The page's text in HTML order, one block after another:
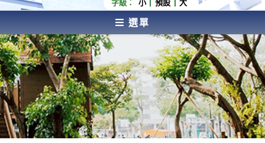
容
字級： 小 預設 大
選單
AFFILIATED SENIOR HIGH SCHOOL OF NATIONAL
KAOHSIUNG NORMAL UNIVERSITY